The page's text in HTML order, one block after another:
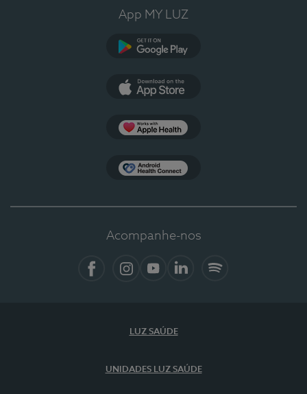
App MY LUZ
Acompanhe-nos
LUZ SAÚDE
UNIDADES LUZ SAÚDE